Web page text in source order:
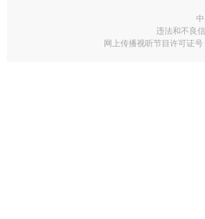
违法和不良
网上传播视听节目许可证号